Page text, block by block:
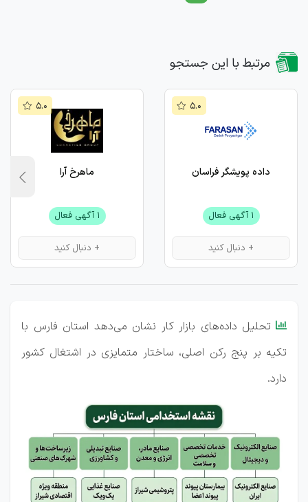
مرتبط با این جستجو
داده پویشگر فراسان
۱ آگهی فعال
۵.۰
+ دنبال کنید
ماهرخ آرا
۱ آگهی فعال
۵.۰
+ دنبال کنید

تحلیل داده‌های بازار کار نشان می‌دهد استان فارس با
تکیه بر پنج رکن اصلی، ساختار متمایزی در اشتغال کشور
دارد.